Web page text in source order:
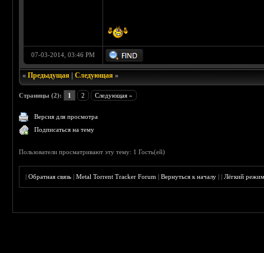
07-03-2014, 03:46 PM
«Предыдущая |Следующая »
Страницы (2): 1 2 Следующая »
Версия для просмотра
Подписаться на тему
Пользователи просматривают эту тему: 1 Гость(ей)
|Обратная связь |Metal Torrent Tracker Forum |Вернуться к началу ||Лёгкий